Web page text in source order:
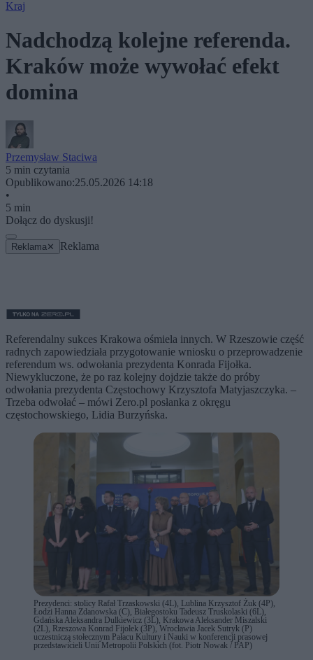
Kraj
Nadchodzą kolejne referenda.
Kraków może wywołać efekt
domina
Przemysław Staciwa
5 min czytania
Opublikowano:25.05.2026 14:18
•
5 min
Dołącz do dyskusji!
Reklama ✕ Reklama
Referendalny sukces Krakowa ośmiela innych. W Rzeszowie część
radnych zapowiedziała przygotowanie wniosku o przeprowadzenie
referendum ws. odwołania prezydenta Konrada Fijołka.
Niewykluczone, że po raz kolejny dojdzie także do próby
odwołania prezydenta Częstochowy Krzysztofa Matyjaszczyka. –
Trzeba odwołać – mówi Zero.pl posłanka z okręgu
częstochowskiego, Lidia Burzyńska.
Prezydenci: stolicy Rafał Trzaskowski (4L), Lublina Krzysztof Żuk (4P),
Łodzi Hanna Zdanowska (C), Białegostoku Tadeusz Truskolaski (6L),
Gdańska Aleksandra Dulkiewicz (3L), Krakowa Aleksander Miszalski
(2L), Rzeszowa Konrad Fijołek (3P), Wrocławia Jacek Sutryk (P)
uczestniczą stołecznym Pałacu Kultury i Nauki w konferencji prasowej
przedstawicieli Unii Metropolii Polskich (fot. Piotr Nowak / PAP)